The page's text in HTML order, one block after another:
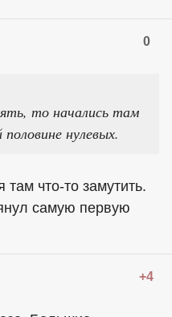
0
то начались там
нулевых.
что-то замутить.
самую первую
+4